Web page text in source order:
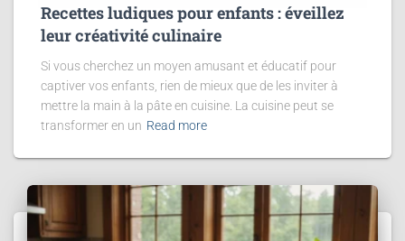
Recettes ludiques pour enfants : éveillez
leur créativité culinaire
Si vous cherchez un moyen amusant et éducatif pour
captiver vos enfants, rien de mieux que de les inviter à
mettre la main à la pâte en cuisine. La cuisine peut se
transformer en un Read more